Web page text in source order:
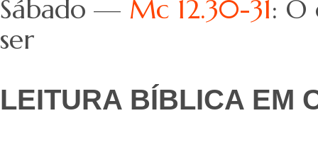
Sábado — Mc 12.30-31: O
ser
LEITURA BÍBLICA EM